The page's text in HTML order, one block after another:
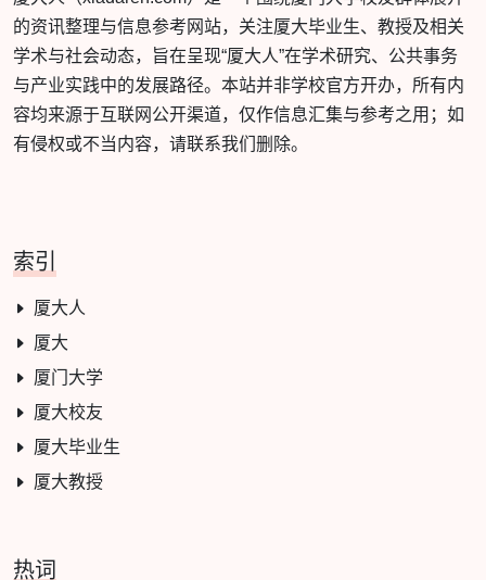
的资讯整理与信息参考网站，关注厦大毕业生、教授及相关
学术与社会动态，旨在呈现“厦大人”在学术研究、公共事务
与产业实践中的发展路径。本站并非学校官方开办，所有内
容均来源于互联网公开渠道，仅作信息汇集与参考之用；如
有侵权或不当内容，请联系我们删除。
索引
厦大人
厦大
厦门大学
厦大校友
厦大毕业生
厦大教授
热词